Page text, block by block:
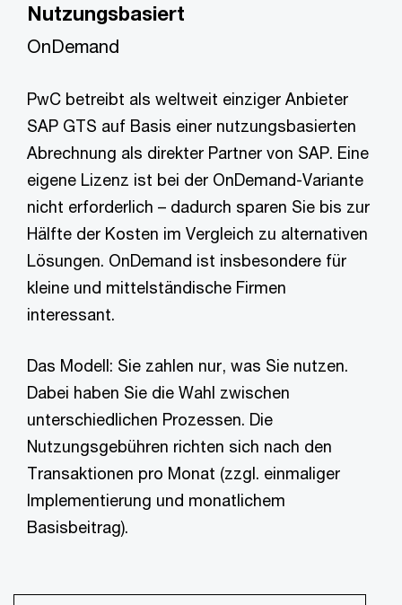
Nutzungsbasiert
OnDemand
PwC betreibt als weltweit einziger Anbieter
SAP GTS auf Basis einer nutzungsbasierten
Abrechnung als direkter Partner von SAP. Eine
eigene Lizenz ist bei der OnDemand-Variante
nicht erforderlich – dadurch sparen Sie bis zur
Hälfte der Kosten im Vergleich zu alternativen
Lösungen. OnDemand ist insbesondere für
kleine und mittelständische Firmen
interessant.
Das Modell: Sie zahlen nur, was Sie nutzen.
Dabei haben Sie die Wahl zwischen
unterschiedlichen Prozessen. Die
Nutzungsgebühren richten sich nach den
Transaktionen pro Monat (zzgl. einmaliger
Implementierung und monatlichem
Basisbeitrag).